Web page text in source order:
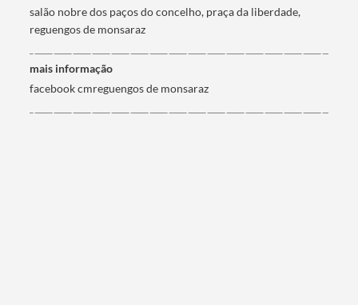
Filtros
salão nobre dos paços do concelho, praça da liberdade,
reguengos de monsaraz
mais informação
facebook cmreguengos de monsaraz